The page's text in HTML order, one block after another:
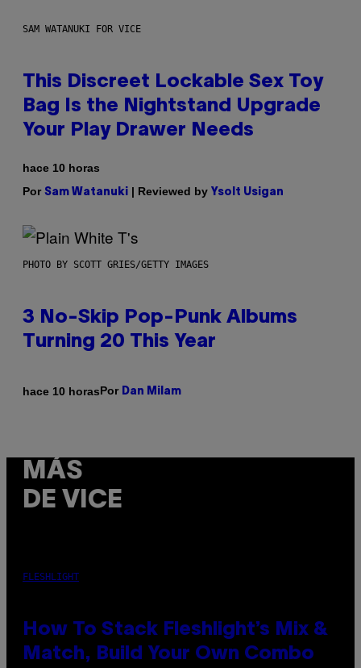
SAM WATANUKI FOR VICE
This Discreet Lockable Sex Toy
Bag Is the Nightstand Upgrade
Your Play Drawer Needs
hace 10 horas
Por Sam Watanuki | Reviewed by Ysolt Usigan
PHOTO BY SCOTT GRIES/GETTY IMAGES
3 No-Skip Pop-Punk Albums
Turning 20 This Year
hace 10 horasPor Dan Milam
MÁS
DE VICE
FLESHLIGHT
How To Stack Fleshlight’s Mix &
Match, Build Your Own Combo